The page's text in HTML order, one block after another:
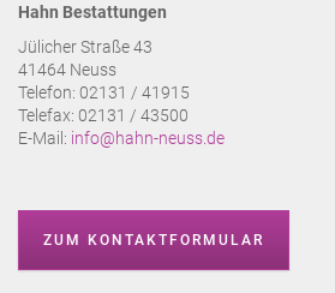
Hahn Bestattungen
Jülicher Straße 43
41464 Neuss
Telefon: 02131 / 41915
Telefax: 02131 / 43500
E-Mail: info@hahn-neuss.de
ZUM KONTAKTFORMULAR